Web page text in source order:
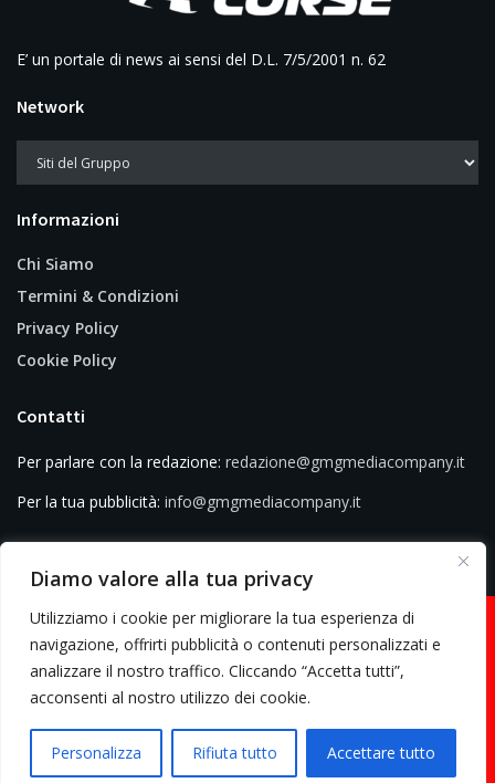
Diamo valore alla tua privacy
Utilizziamo i cookie per migliorare la tua esperienza di
navigazione, offrirti pubblicità o contenuti personalizzati e
analizzare il nostro traffico. Cliccando “Accetta tutti”,
acconsenti al nostro utilizzo dei cookie.
Personalizza Rifiuta tutto Accettare tutto
E’ un portale di news ai sensi del D.L. 7/5/2001 n. 62
Network
Informazioni
Chi Siamo
Termini & Condizioni
Privacy Policy
Cookie Policy
Contatti
Per parlare con la redazione: redazione@gmgmediacompany.it
Per la tua pubblicità: info@gmgmediacompany.it
© 2026 GMG Media Company Di Mossutti Gianluca | Sede legale: Corso
03234710642 | C.F: MSSGLC89D15L483O | REA: AV - 313130 | Domicilio
digitale: gmgmediacompany@pec.it